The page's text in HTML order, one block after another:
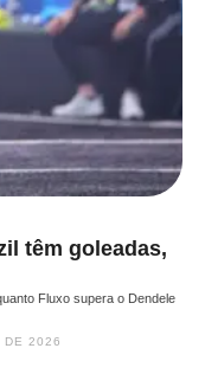
têm goleadas,
Fluxo supera o Dendele
DE 2026